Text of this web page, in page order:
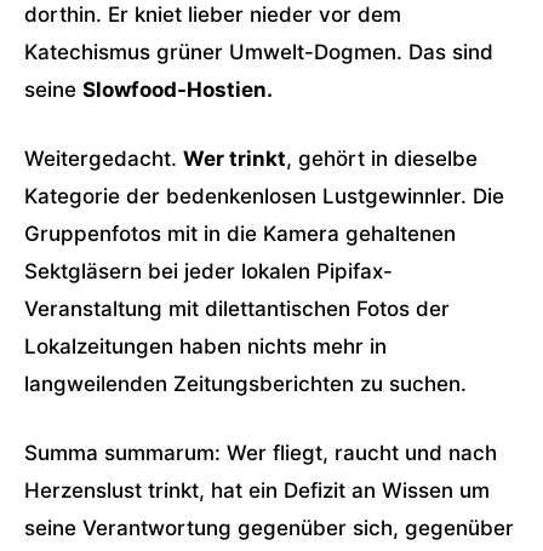
dorthin. Er kniet lieber nieder vor dem
Katechismus grüner Umwelt-Dogmen. Das sind
seine Slowfood-Hostien.
Weitergedacht. Wer trinkt, gehört in dieselbe
Kategorie der bedenkenlosen Lustgewinnler. Die
Gruppenfotos mit in die Kamera gehaltenen
Sektgläsern bei jeder lokalen Pipifax-
Veranstaltung mit dilettantischen Fotos der
Lokalzeitungen haben nichts mehr in
langweilenden Zeitungsberichten zu suchen.
Summa summarum: Wer fliegt, raucht und nach
Herzenslust trinkt, hat ein Defizit an Wissen um
seine Verantwortung gegenüber sich, gegenüber